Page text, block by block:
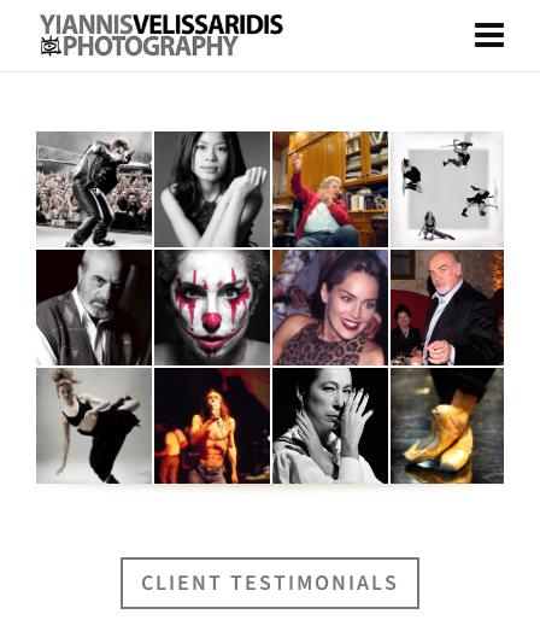
CLIENT TESTIMONIALS